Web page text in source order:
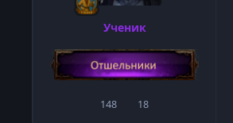
Ученик
148сообщения
18Репутация